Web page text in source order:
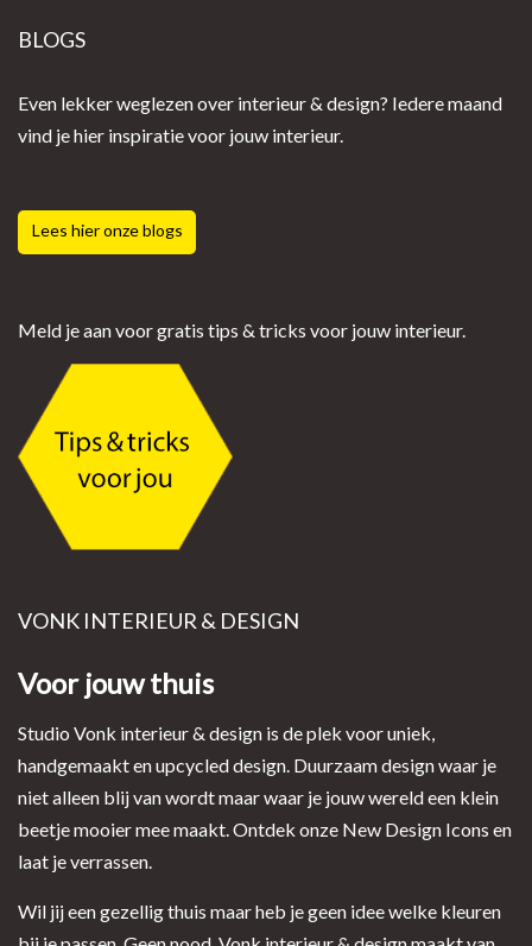
BLOGS
Even lekker weglezen over interieur & design? Iedere maand
vind je hier inspiratie voor jouw interieur.
Lees hier onze blogs
Meld je aan voor gratis tips & tricks voor jouw interieur.
VONK INTERIEUR & DESIGN
Voor jouw thuis
Studio Vonk interieur & design is de plek voor uniek,
handgemaakt en upcycled design. Duurzaam design waar je
niet alleen blij van wordt maar waar je jouw wereld een klein
beetje mooier mee maakt. Ontdek onze New Design Icons en
laat je verrassen.
Wil jij een gezellig thuis maar heb je geen idee welke kleuren